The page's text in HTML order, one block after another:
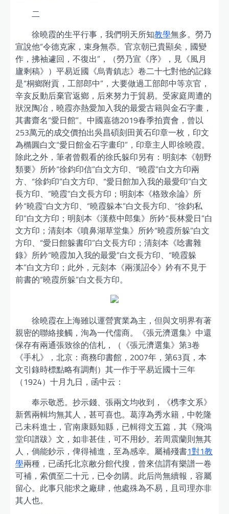
二
徐曉霞的生平行事，我們明天所知教學無多。勞乃
宣說他“令德克家，束身無忝。官京朝已貴顯矣，國變
作，拂袖遽回，不復出”，（勞乃宣《序》，見《風月
廬剩稿》）平易近國《烏青鎮志》卷二十七對他的記錄
是“桐鄉附貢，工部郎中”，大要做過工部郎中等京官，
辛亥反動后棄官返鄉，后來努力于貿易。受家庭周遭的
狀況陶冶，曉霞亦熱愛加入我的最愛古籍與金石字畫，
其書齋名“愛日館”。中國嘉德2019春季拍賣會，曾以
253萬元的成交價拍出吳昌碩刻田黃石印章一枚，印文
為橢圓白文“愛日館金石字畫印”，印章主人即徐曉霞。
除此之外，筆者曾觀看的徐氏躲印另有：明刻本《朝野
類要》所鈐“徐鈞印信”白文方印、“曉霞”白文方印兩
方、“徐鈞印”白文方印、“愛日館加入我的最愛印”白文
長方印、“曉霞”白文長方印；明刻本《格致余論》所
鈐“曉霞”白文方印、“曉霞躲本”白文長方印、“徐鈞私
印”白文方印；明刻本《漢蔡中郎集》所鈐“長林愛日”白
文方印；清刻本《噴鼻湖草堂集》所鈐“曉霞所躲”白文
方印、“愛日館躲書印”白文長方印；清刻本《唸書雜
錄》所鈐“曉霞加入我的最愛”白文長方印、“曉霞躲
本”白文方印；此外，元刻本《兩漢詔令》鈐有不見于
前書的“曉霞所躲”白文長方印。
徐曉霞在上海雖以運營實業為主，但與文明界有著
親密的聯絡接觸，洵為一代儒商。《張元濟選集》中還
保存有兩通張致徐的信札，（《張元濟選集》第3卷
《手札》，北京：商務印書館，2007年，第63頁，本
文引錄時標點略有調劑）其一作于平易近國十三年
（1924）十月九日，函中云：
奉示敬悉。抄示錢、張兩文均收到，《槜李文系》
新舊兩輯均無其人，甚可喜也。葛淳為秀水籍，中乾隆
己未科進士，官南康縣知縣，已輯得文五篇，其《飛鴻
堂印譜跋》文，如非甚佳，可不用鈔。若周震蘭則無其
人，倘能鈔示，俾得補進，至為感幸。屬補殘書1對1教
學兩種，已函托北京敝分館代搜，曾來信謂有樂譜一卷
可補，索價至二十元，已令勿購。此后尚無續報，容屬
留心。此事只能求之廠肆，他處殊為不易，且司理亦非
其人也。